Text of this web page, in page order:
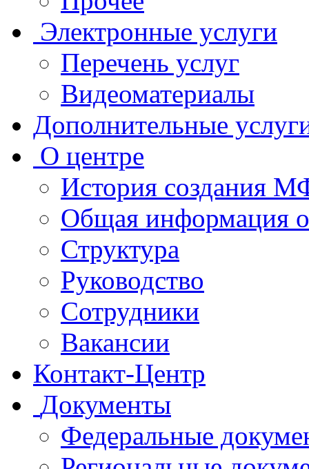
Электронные услуги
Перечень услуг
Видеоматериалы
Дополнительные
О центре
История создания
Общая
Структура
Руководство
Сотрудники
Вакансии
Контакт-Центр
Документы
Федеральные